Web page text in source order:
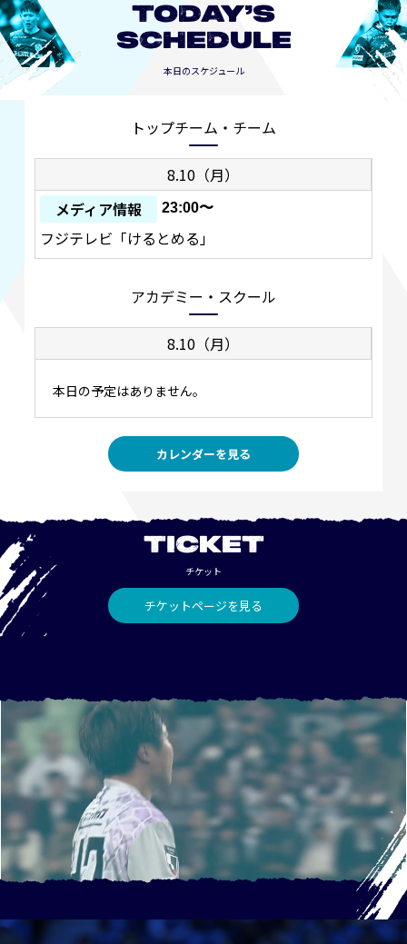
TODAY’S
SCHEDULE
本日のスケジュール
トップチーム・チーム
8.10（月）
メディア情報
23:00〜
フジテレビ「けるとめる」
アカデミー・スクール
8.10（月）
本日の予定はありません。
カレンダーを見る
TICKET
チケット
チケットページを見る